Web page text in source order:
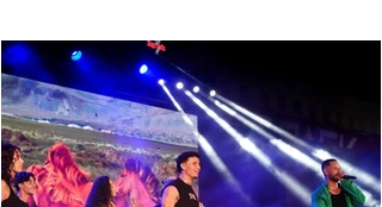
nouveau sur scène. Par la suite, c'était autour
d'Asma Ben Ahmed, une voix à la fois
et subliminale. À côté de celle-ci vient Ahmed
Rebaï, un élégant chanteur, présent maintenant
dans l'univers du chant national depuis au
cinq ans. Sans oublier la soprano Nesrine